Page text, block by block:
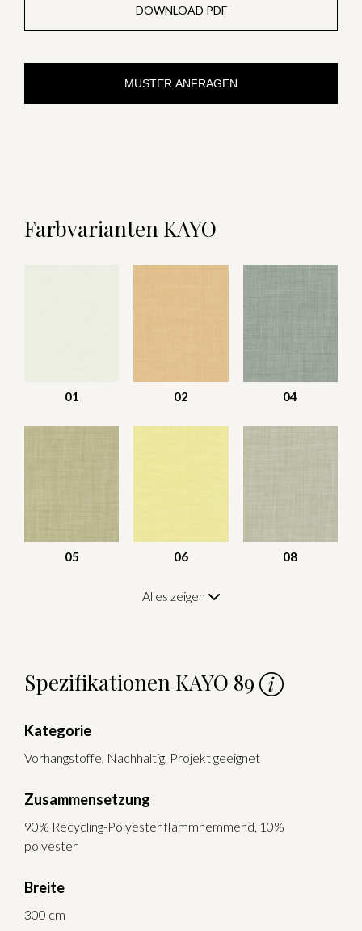
DOWNLOAD PDF
MUSTER ANFRAGEN
Farbvarianten KAYO
01 02 04
05 06 08
Alles zeigen
Spezifikationen KAYO 89
Kategorie
Vorhangstoffe, Nachhaltig, Projekt geeignet
Zusammensetzung
90% Recycling-Polyester flammhemmend, 10%
polyester
Breite
300 cm